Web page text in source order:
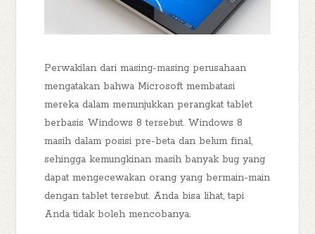
Perwakilan dari masing-masing perusahaan
mengatakan bahwa Microsoft membatasi
mereka dalam menunjukkan perangkat tablet
berbasis Windows 8 tersebut. Windows 8
masih dalam posisi pre-beta dan belum final,
sehingga kemungkinan masih banyak bug yang
dapat mengecewakan orang yang bermain-main
dengan tablet tersebut. Anda bisa lihat, tapi
Anda tidak boleh mencobanya.